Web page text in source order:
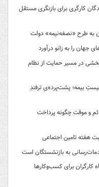
کارگری برای بازنگری مستقل
به طرح «نصفه‌نیمه» دولت
جهان را به زانو درآورد
در مسیر حمایت از نظام
بیمه؛ پشت‌پرده‌یِ ترفندِ
و موقت چگونه پرداخت
هفته تامین اجتماعی
به بازنشستگان است
برای کسب‌وکارها